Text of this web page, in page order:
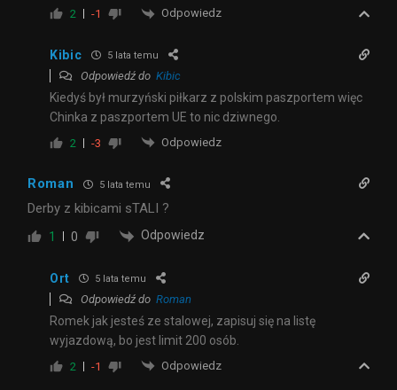
2 -1 Odpowiedz
Kibic 5 lata temu
Odpowiedź do Kibic
Kiedyś był murzyński piłkarz z polskim paszportem więc
Chinka z paszportem UE to nic dziwnego.
2 -3 Odpowiedz
Roman 5 lata temu
Derby z kibicami sTALI ?
1 0 Odpowiedz
Ort 5 lata temu
Odpowiedź do Roman
Romek jak jesteś ze stalowej, zapisuj się na listę
wyjazdową, bo jest limit 200 osób.
2 -1 Odpowiedz